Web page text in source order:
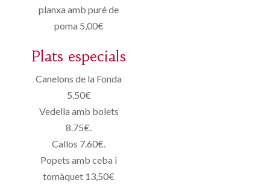
planxa amb puré de
poma 5,00€
Plats especials
Canelons de la Fonda
5.50€
Vedella amb bolets
8.75€.
Callos 7.60€.
Popets amb ceba i
tomàquet 13,50€